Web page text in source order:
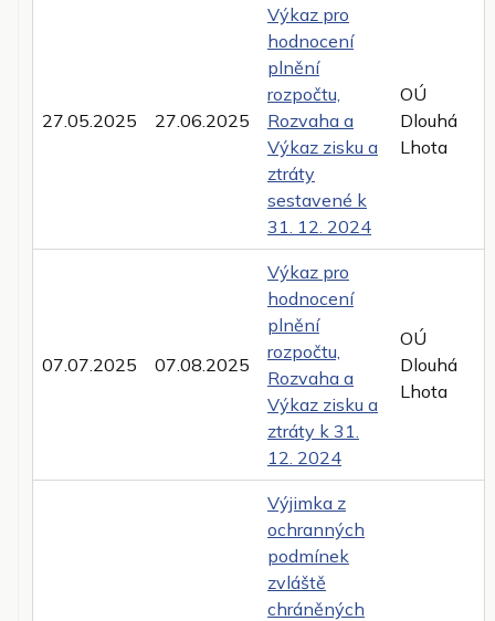
27.05.2025 27.06.2025
Výkaz pro
hodnocení
plnění
rozpočtu,
Rozvaha a
Výkaz zisku a
ztráty
sestavené k
31. 12. 2024
OÚ
Dlouhá
Lhota
07.07.2025 07.08.2025
Výkaz pro
hodnocení
plnění
rozpočtu,
Rozvaha a
Výkaz zisku a
ztráty k 31.
12. 2024
OÚ
Dlouhá
Lhota
Výjimka z
ochranných
podmínek
zvláště
chráněných